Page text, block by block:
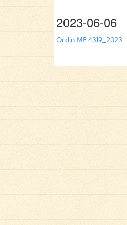
2023-06-06
Ordin ME